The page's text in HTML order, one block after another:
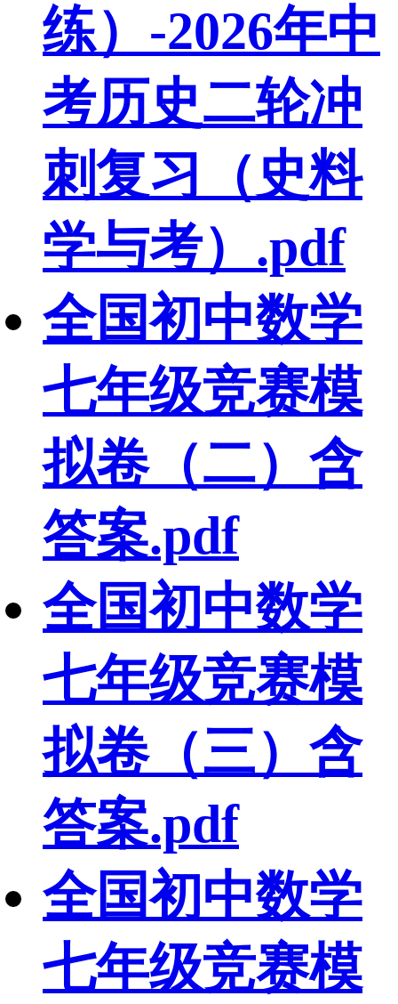
练）-2026年中
考历史二轮冲
刺复习（史料
学与考）.pdf
全国初中数学
七年级竞赛模
拟卷（二）含
答案.pdf
全国初中数学
七年级竞赛模
拟卷（三）含
答案.pdf
全国初中数学
七年级竞赛模